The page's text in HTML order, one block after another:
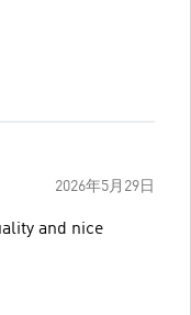
2026年5月29日
and nice